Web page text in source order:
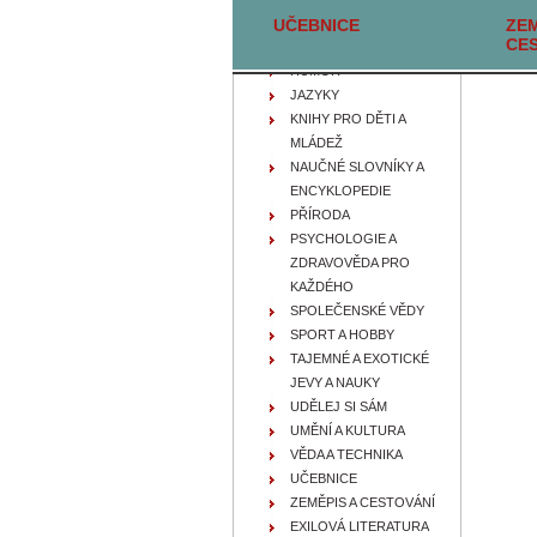
UČEBNICE
FILOZOFIE, IDEOLOGIE A
HUMOR
JAZYKY
KNIHY PRO DĚTI A
MLÁDEŽ
NAUČNÉ SLOVNÍKY A
ENCYKLOPEDIE
PŘÍRODA
PSYCHOLOGIE A
ZDRAVOVĚDA PRO
KAŽDÉHO
SPOLEČENSKÉ VĚDY
SPORT A HOBBY
TAJEMNÉ A EXOTICKÉ
JEVY A NAUKY
UDĚLEJ SI SÁM
UMĚNÍ A KULTURA
VĚDA A TECHNIKA
UČEBNICE
ZEMĚPIS A CESTOVÁNÍ
EXILOVÁ LITERATURA